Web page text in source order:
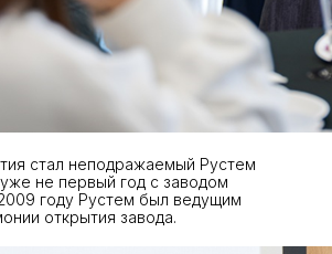
стал неподражаемый Рустем
не первый год с заводом
2009 году Рустем был ведущим
открытия завода.